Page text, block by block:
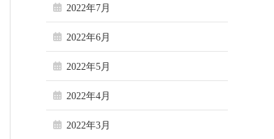
2022年7月
2022年6月
2022年5月
2022年4月
2022年3月